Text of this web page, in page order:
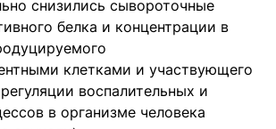
снизились сывороточные
белка и концентрации в
клетками и участвующего
воспалительных и
в организме человека